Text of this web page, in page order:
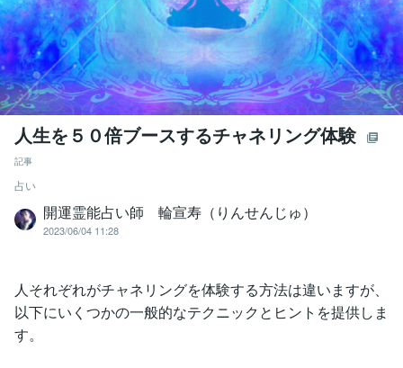
人生を５０倍ブースするチャネリング体験
記事
占い
開運霊能占い師 輪宣寿（りんせんじゅ）
2023/06/04 11:28
人それぞれがチャネリングを体験する方法は違いますが、
以下にいくつかの一般的なテクニックとヒントを提供しま
す。